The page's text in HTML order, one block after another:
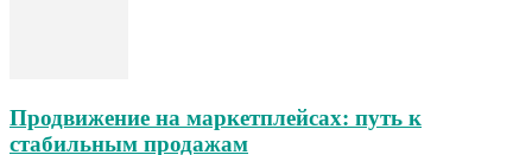
Продвижение на маркетплейсах: путь к
стабильным продажам